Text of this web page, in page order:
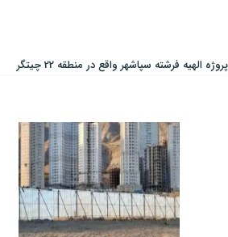
پروژه الهیه فرشته سپاشهر واقع در منطقه 22 چیتگر